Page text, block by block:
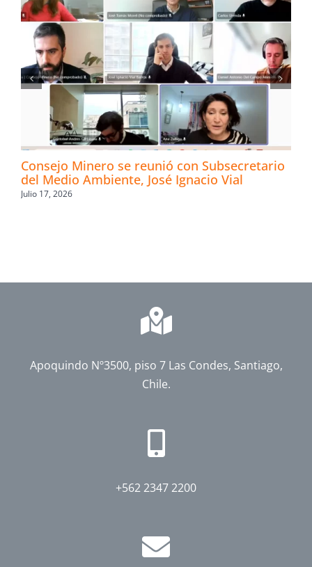
Consejo Minero se reunió con Subsecretario
del Medio Ambiente, José Ignacio Vial
Julio 17, 2026
Apoquindo Nº3500, piso 7 Las Condes, Santiago,
Chile.
+562 2347 2200